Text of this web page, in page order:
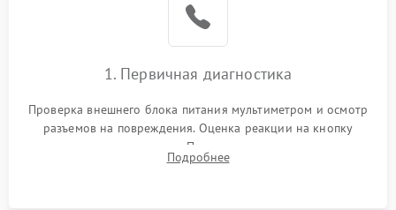
1. Первичная диагностика
Проверка внешнего блока питания мультиметром и осмотр
разъемов на повреждения. Оценка реакции на кнопку
включения и индикацию. Подключение к монитору для
выявления ошибок POST или отсутствия инициализации.
Подробнее